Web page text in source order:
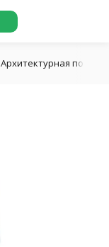
Архитектурная